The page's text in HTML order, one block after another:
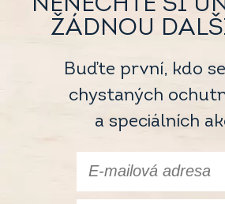
NENECHTE SI
ŽÁDNOU
Buďte první, kdo
chystaných
a speciálních